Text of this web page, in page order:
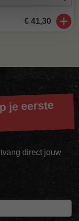
€ 41,30
je eerste
direct jouw